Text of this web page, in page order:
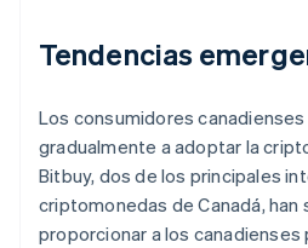
Tendencias
Los consumidores
gradualmente a adoptar la
Bitbuy, dos de los principales
criptomonedas de Canadá,
proporcionar a los